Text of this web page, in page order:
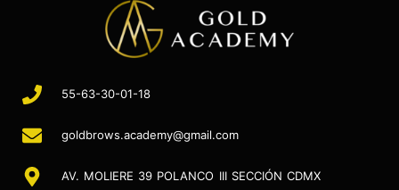
55-63-30-01-18
goldbrows.academy@gmail.com
AV. MOLIERE 39 POLANCO III SECCIÓN CDMX